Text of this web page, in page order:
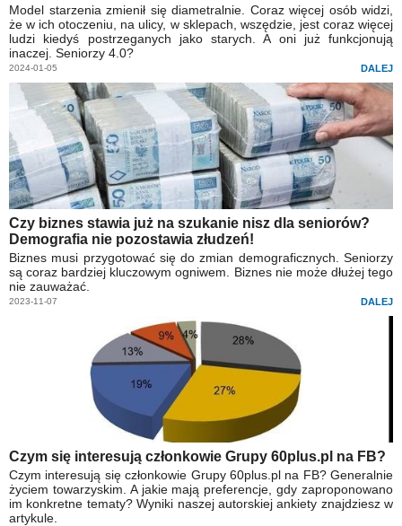
Model starzenia zmienił się diametralnie. Coraz więcej osób widzi,
że w ich otoczeniu, na ulicy, w sklepach, wszędzie, jest coraz więcej
ludzi kiedyś postrzeganych jako starych. A oni już funkcjonują
inaczej. Seniorzy 4.0?
2024-01-05 DALEJ
Czy biznes stawia już na szukanie nisz dla seniorów?
Demografia nie pozostawia złudzeń!
Biznes musi przygotować się do zmian demograficznych. Seniorzy
są coraz bardziej kluczowym ogniwem. Biznes nie może dłużej tego
nie zauważać.
2023-11-07 DALEJ
Czym się interesują członkowie Grupy 60plus.pl na FB?
Czym interesują się członkowie Grupy 60plus.pl na FB? Generalnie
życiem towarzyskim. A jakie mają preferencje, gdy zaproponowano
im konkretne tematy? Wyniki naszej autorskiej ankiety znajdziesz w
artykule.